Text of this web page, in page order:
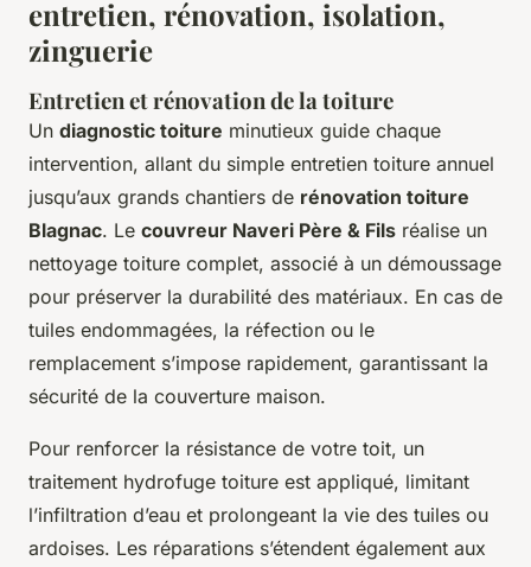
entretien, rénovation, isolation,
zinguerie
Entretien et rénovation de la toiture
Un diagnostic toiture minutieux guide chaque
intervention, allant du simple entretien toiture annuel
jusqu’aux grands chantiers de rénovation toiture
Blagnac. Le couvreur Naveri Père & Fils réalise un
nettoyage toiture complet, associé à un démoussage
pour préserver la durabilité des matériaux. En cas de
tuiles endommagées, la réfection ou le
remplacement s’impose rapidement, garantissant la
sécurité de la couverture maison.
Pour renforcer la résistance de votre toit, un
traitement hydrofuge toiture est appliqué, limitant
l’infiltration d’eau et prolongeant la vie des tuiles ou
ardoises. Les réparations s’étendent également aux